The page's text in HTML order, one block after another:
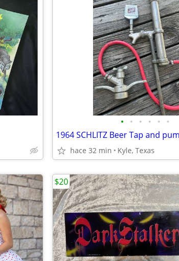
• • • • • •
1964 SCHLITZ Beer Tap and
hace 32 min Kyle, Texas
$20